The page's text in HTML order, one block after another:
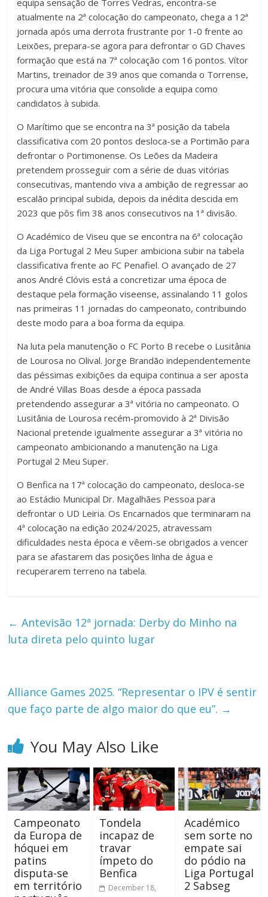
equipa sensação de Torres Vedras, encontra-se
atualmente na 2ª colocação do campeonato, chega a 12ª
jornada após uma derrota frustrante por 1-0 frente ao
Leixões, prepara-se agora para defrontar o GD Chaves
formação que está na 7ª colocação com 16 pontos. Vítor
Martins, treinador de 39 anos que comanda o Torrense,
procura uma vitória que consolide a equipa como
candidatos à subida.
O Marítimo que se encontra na 3ª posição da tabela
classificativa com 20 pontos desloca-se a Portimão para
defrontar o Portimonense. Os Leões da Madeira
pretendem prosseguir com a série de duas vitórias
consecutivas, mantendo viva a ambição de regressar ao
escalão principal subida, depois da inédita descida em
2023 que pôs fim 38 anos consecutivos na 1ª divisão.
O Académico de Viseu que se encontra na 6ª colocação
da Liga Portugal 2 Meu Super ambiciona subir na tabela
classificativa frente ao FC Penafiel. O avançado de 27
anos André Clóvis está a concretizar uma época de
destaque pela formação viseense, assinalando 11 golos
nas primeiras 11 jornadas do campeonato, contribuindo
deste modo para a boa forma da equipa.
Na luta pela manutenção o FC Porto B recebe o Lusitânia
de Lourosa no Olival. Jorge Brandão independentemente
das péssimas exibições da equipa continua a ser aposta
de André Villas Boas desde a época passada
pretendendo assegurar a 3ª vitória no campeonato. O
Lusitânia de Lourosa recém-promovido à 2ª Divisão
Nacional pretende igualmente assegurar a 3ª vitória no
campeonato ambicionando a manutenção na Liga
Portugal 2 Meu Super.
O Benfica na 17ª colocação do campeonato, desloca-se
ao Estádio Municipal Dr. Magalhães Pessoa para
defrontar o UD Leiria. Os Encarnados que terminaram na
4ª colocação na edição 2024/2025, atravessam
dificuldades nesta época e vêem-se obrigados a vencer
para se afastarem das posições linha de água e
recuperarem terreno na tabela.
← Antevisão 12ª jornada: Derby do Minho na
luta direta pelo quinto lugar
Alliance Games 2025. “Representar o IPV é sentir
que faço parte de algo maior do que eu”. →
You May Also Like
Campeonato
da Europa de
hóquei em
patins
disputa-se
em território
Tondela
incapaz de
travar
ímpeto do
Benfica
December 18,
Académico
sem sorte no
empate sai
do pódio na
Liga Portugal
2 Sabseg